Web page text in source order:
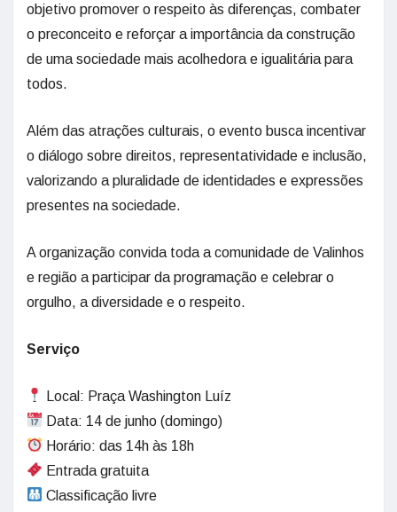
objetivo promover o respeito às diferenças, combater
o preconceito e reforçar a importância da construção
de uma sociedade mais acolhedora e igualitária para
todos.
Além das atrações culturais, o evento busca incentivar
o diálogo sobre direitos, representatividade e inclusão,
valorizando a pluralidade de identidades e expressões
presentes na sociedade.
A organização convida toda a comunidade de Valinhos
e região a participar da programação e celebrar o
orgulho, a diversidade e o respeito.
Serviço
Local: Praça Washington Luíz
Data: 14 de junho (domingo)
Horário: das 14h às 18h
Entrada gratuita
Classificação livre